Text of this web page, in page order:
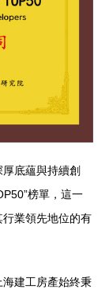
厚底蘊與持續創
榜單，這一
業領先地位的有
建工房產始終秉